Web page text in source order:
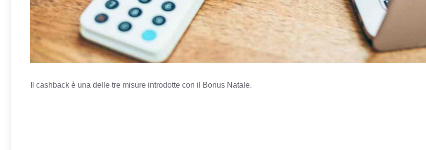
Il cashback è una delle tre misure introdotte con il Bonus Natale.